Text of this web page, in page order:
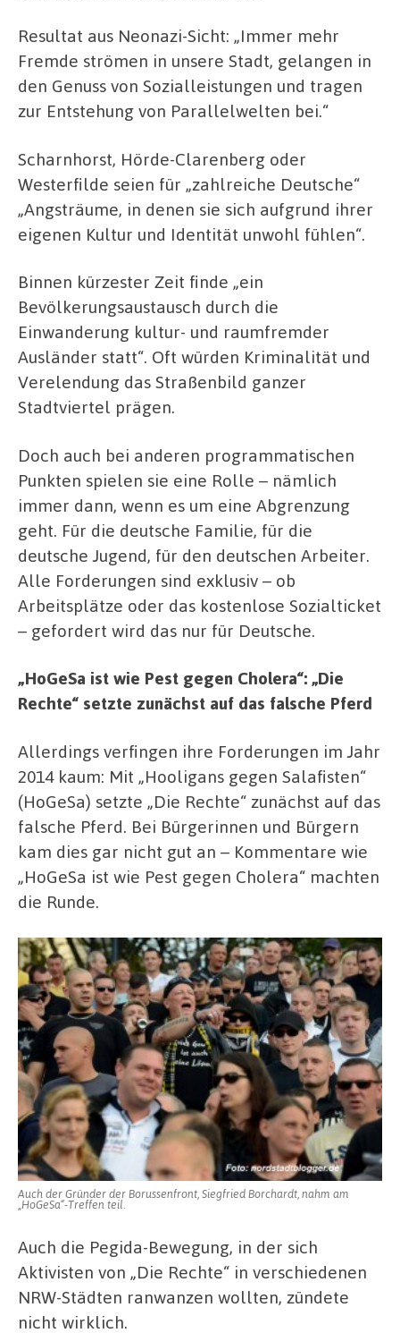
Resultat aus Neonazi-Sicht: „Immer mehr
Fremde strömen in unsere Stadt, gelangen in
den Genuss von Sozialleistungen und tragen
zur Entstehung von Parallelwelten bei.“
Scharnhorst, Hörde-Clarenberg oder
Westerfilde seien für „zahlreiche Deutsche“
„Angsträume, in denen sie sich aufgrund ihrer
eigenen Kultur und Identität unwohl fühlen“.
Binnen kürzester Zeit finde „ein
Bevölkerungsaustausch durch die
Einwanderung kultur- und raumfremder
Ausländer statt“. Oft würden Kriminalität und
Verelendung das Straßenbild ganzer
Stadtviertel prägen.
Doch auch bei anderen programmatischen
Punkten spielen sie eine Rolle – nämlich
immer dann, wenn es um eine Abgrenzung
geht. Für die deutsche Familie, für die
deutsche Jugend, für den deutschen Arbeiter.
Alle Forderungen sind exklusiv – ob
Arbeitsplätze oder das kostenlose Sozialticket
– gefordert wird das nur für Deutsche.
„HoGeSa ist wie Pest gegen Cholera“: „Die
Rechte“ setzte zunächst auf das falsche Pferd
Allerdings verfingen ihre Forderungen im Jahr
2014 kaum: Mit „Hooligans gegen Salafisten“
(HoGeSa) setzte „Die Rechte“ zunächst auf das
falsche Pferd. Bei Bürgerinnen und Bürgern
kam dies gar nicht gut an – Kommentare wie
„HoGeSa ist wie Pest gegen Cholera“ machten
die Runde.
Auch der Gründer der Borussenfront, Siegfried Borchardt, nahm am
„HoGeSa“-Treffen teil.
Auch die Pegida-Bewegung, in der sich
Aktivisten von „Die Rechte“ in verschiedenen
NRW-Städten ranwanzen wollten, zündete
nicht wirklich.